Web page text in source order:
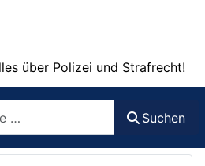
über Polizei und Strafrecht!
Suchen